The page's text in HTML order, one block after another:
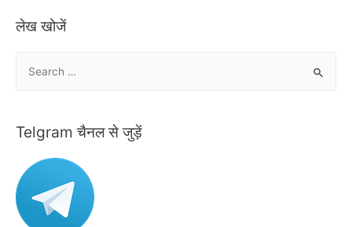
लेख खोजें
r
f
o
Telgram चैनल से जुड़ें